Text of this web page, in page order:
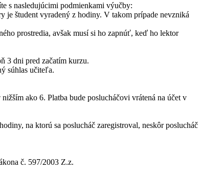
s nasledujúcimi podmienkami výučby:
je študent vyradený z hodiny. V takom prípade nevzniká
prostredia, avšak musí si ho zapnúť, keď ho lektor
3 dni pred začatím kurzu.
súhlas učiteľa.
ako 6. Platba bude poslucháčovi vrátená na účet v
na ktorú sa poslucháč zaregistroval, neskôr poslucháč
č. 597/2003 Z.z.